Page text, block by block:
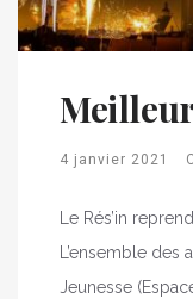
4 janvier 2021
Le Rés’in
L’ensemble des
Jeunesse